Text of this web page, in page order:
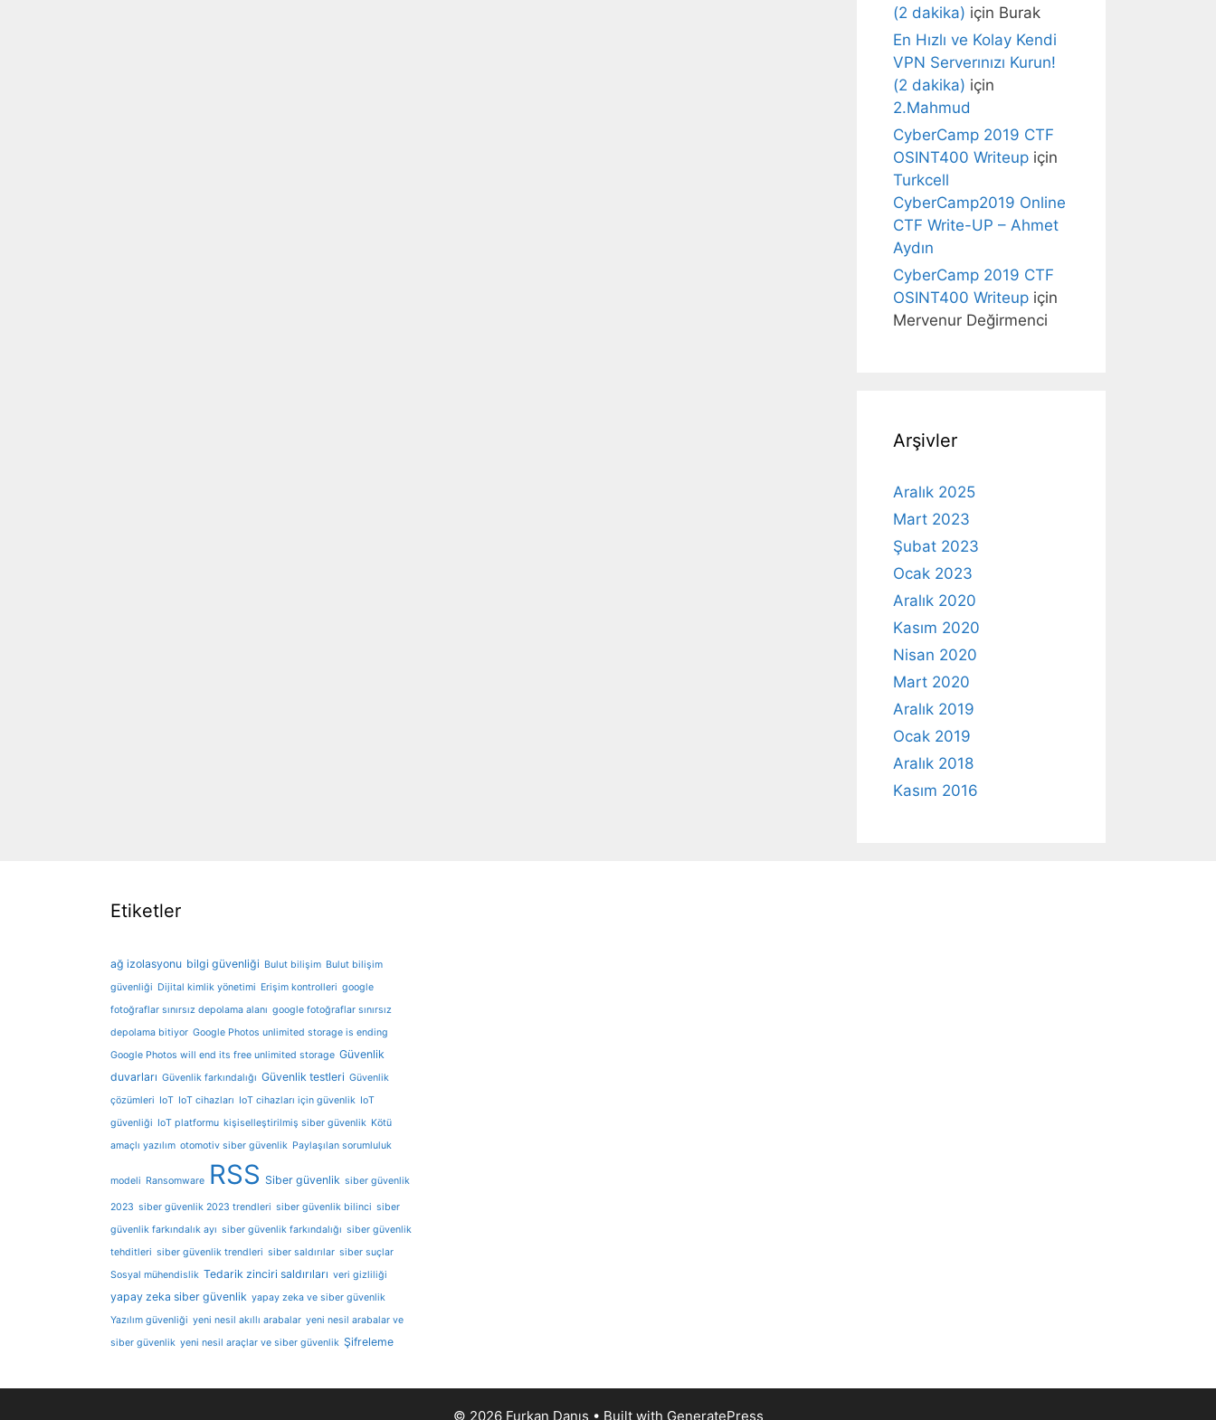
(2 dakika) için Burak
En Hızlı ve Kolay Kendi
VPN Serverınızı Kurun!
(2 dakika) için
2.Mahmud
CyberCamp 2019 CTF
OSINT400 Writeup için
Turkcell
CyberCamp2019 Online
CTF Write-UP – Ahmet
Aydın
CyberCamp 2019 CTF
OSINT400 Writeup için
Mervenur Değirmenci
Arşivler
Aralık 2025
Mart 2023
Şubat 2023
Ocak 2023
Aralık 2020
Kasım 2020
Nisan 2020
Mart 2020
Aralık 2019
Ocak 2019
Aralık 2018
Kasım 2016
Etiketler
ağ izolasyonu bilgi güvenliği Bulut bilişim Bulut bilişim
güvenliği Dijital kimlik yönetimi Erişim kontrolleri google
fotoğraflar sınırsız depolama alanı google fotoğraflar sınırsız
depolama bitiyor Google Photos unlimited storage is ending
Google Photos will end its free unlimited storage Güvenlik
duvarları Güvenlik farkındalığı Güvenlik testleri Güvenlik
çözümleri IoT IoT cihazları IoT cihazları için güvenlik IoT
güvenliği IoT platformu kişiselleştirilmiş siber güvenlik Kötü
amaçlı yazılım otomotiv siber güvenlik Paylaşılan sorumluluk
modeli Ransomware RSS Siber güvenlik siber güvenlik
2023 siber güvenlik 2023 trendleri siber güvenlik bilinci siber
güvenlik farkındalık ayı siber güvenlik farkındalığı siber güvenlik
tehditleri siber güvenlik trendleri siber saldırılar siber suçlar
Sosyal mühendislik Tedarik zinciri saldırıları veri gizliliği
yapay zeka siber güvenlik yapay zeka ve siber güvenlik
Yazılım güvenliği yeni nesil akıllı arabalar yeni nesil arabalar ve
siber güvenlik yeni nesil araçlar ve siber güvenlik Şifreleme
© 2026 Furkan Danış • Built with GeneratePress